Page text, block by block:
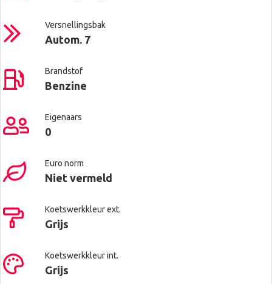
Versnellingsbak
Autom. 7
Brandstof
Benzine
Eigenaars
0
Euro norm
Niet vermeld
Koetswerkkleur ext.
Grijs
Koetswerkkleur int.
Grijs